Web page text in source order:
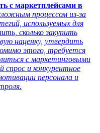
с маркетплейсами в
процессом из-за
используемых для
сколько закупить
наценку, утвердить
этого, требуется
с маркетинговыми
и конкурентное
персонала и